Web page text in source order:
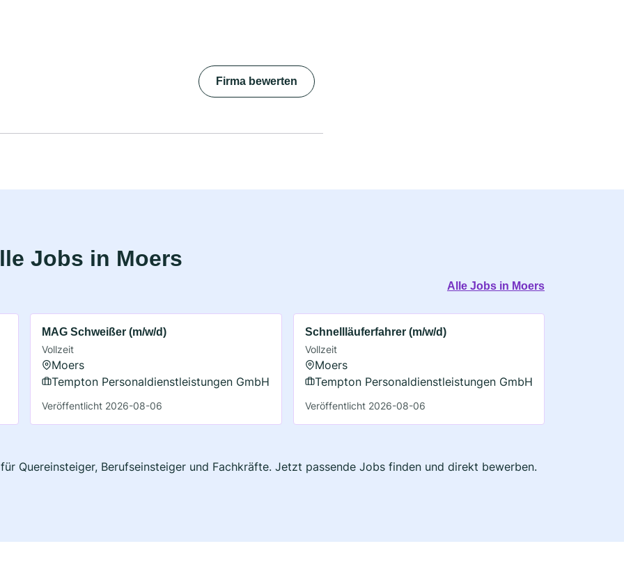
Firma bewerten
Jobs in Moers
Alle Jobs in Moers
MAG Schweißer (m/w/d)
Vollzeit
Moers
Tempton Personaldienstleistungen GmbH
Veröffentlicht 2026-08-06
Schnellläuferfahrer (m/w/d)
Vollzeit
Moers
Tempton Personaldienstleistungen GmbH
Veröffentlicht 2026-08-06
Quereinsteiger, Berufseinsteiger und Fachkräfte. Jetzt passende Jobs finden und direkt bewerben.